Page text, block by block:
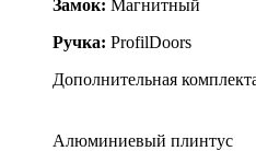
Замок: Магнитный
Ручка: ProfilDoors
Дополнительная
Алюминиевый плинтус